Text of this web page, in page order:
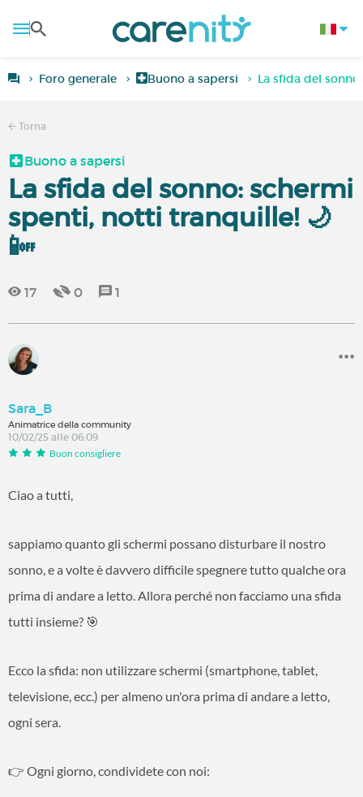
Foro generale Buono a sapersi La sfida del
Torna
Buono a sapersi
La sfida del sonno: schermi
spenti, notti tranquille! 🌙
📴
17 0 1
Sara_B
Animatrice della community
10/02/25 alle 06:09
Buon consigliere
Ciao a tutti,
sappiamo quanto gli schermi possano disturbare il nostro
sonno, e a volte è davvero difficile spegnere tutto qualche ora
prima di andare a letto. Allora perché non facciamo una sfida
tutti insieme? 🎯
Ecco la sfida: non utilizzare schermi (smartphone, tablet,
televisione, ecc.) per almeno un'ora prima di andare a letto,
ogni sera.
👉 Ogni giorno, condividete con noi: